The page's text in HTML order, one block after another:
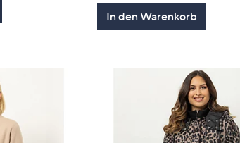
In den Warenkorb